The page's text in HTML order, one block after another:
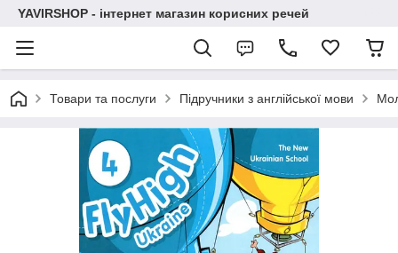
YAVIRSHOP - інтернет магазин корисних речей
Товари та послуги Підручники з англійської мови